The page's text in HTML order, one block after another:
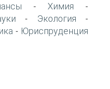
- Химия -
- Экология -
- Юриспруденция